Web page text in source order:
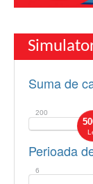
Suma de
200
Perioada
6